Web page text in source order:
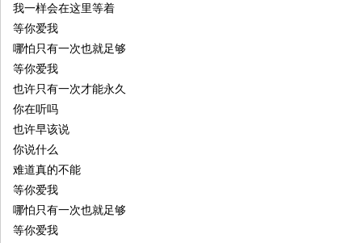
我一样会在这里等着
等你爱我
哪怕只有一次也就足够
等你爱我
也许只有一次才能永久
你在听吗
也许早该说
你说什么
难道真的不能
等你爱我
哪怕只有一次也就足够
等你爱我